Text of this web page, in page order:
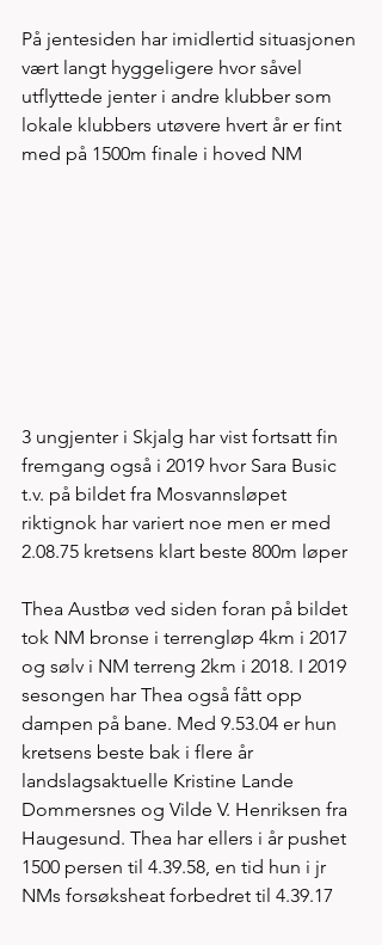
På jentesiden har imidlertid situasjonen
vært langt hyggeligere hvor såvel
utflyttede jenter i andre klubber som
lokale klubbers utøvere hvert år er fint
med på 1500m finale i hoved NM
3 ungjenter i Skjalg har vist fortsatt fin
fremgang også i 2019 hvor Sara Busic
t.v. på bildet fra Mosvannsløpet
riktignok har variert noe men er med
2.08.75 kretsens klart beste 800m løper
Thea Austbø ved siden foran på bildet
tok NM bronse i terrengløp 4km i 2017
og sølv i NM terreng 2km i 2018. I 2019
sesongen har Thea også fått opp
dampen på bane. Med 9.53.04 er hun
kretsens beste bak i flere år
landslagsaktuelle Kristine Lande
Dommersnes og Vilde V. Henriksen fra
Haugesund. Thea har ellers i år pushet
1500 persen til 4.39.58, en tid hun i jr
NMs forsøksheat forbedret til 4.39.17